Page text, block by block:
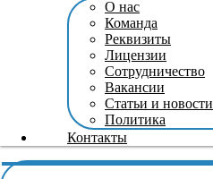
О нас
Команда
Реквизиты
Лицензии
Сотрудничество
Вакансии
Статьи и новости
Политика
Контакты